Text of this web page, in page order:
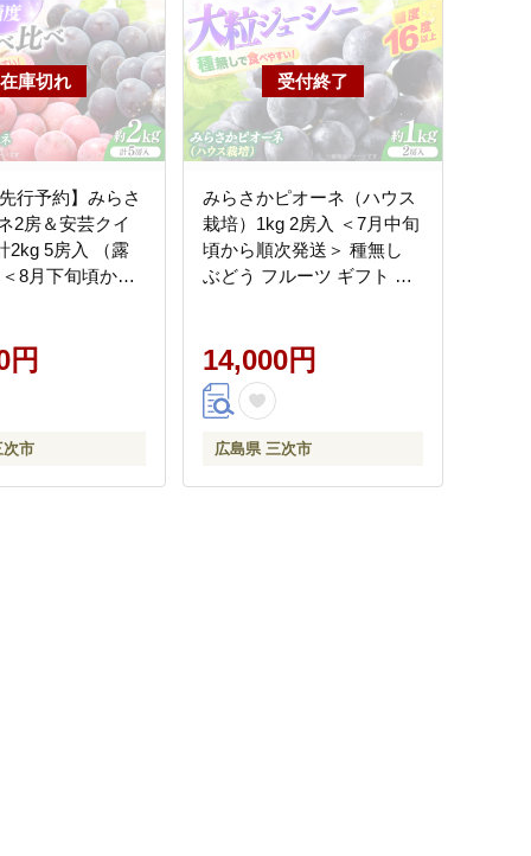
先行予約】みらさ
2房＆安芸クイ
2kg 5房入 （露
8月下旬頃から
かピオーネ直売
円
次市
みらさかピオーネ（ハウス
栽培）1kg 2房入 ＜7月中旬
頃から順次発送＞ 種無し
ぶどう フルーツ ギフト ピ
[APBE001]
14,000円
広島県 三次市